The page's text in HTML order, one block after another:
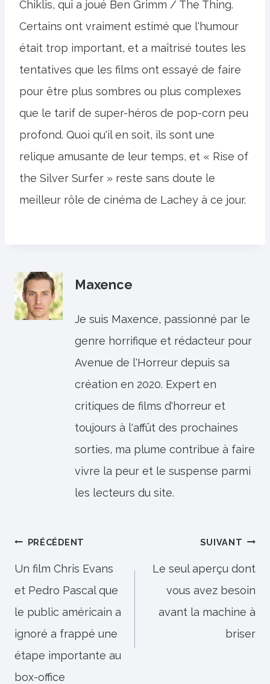
Chiklis, qui a joué Ben Grimm / The Thing.
Certains ont vraiment estimé que l'humour
était trop important, et a maîtrisé toutes les
tentatives que les films ont essayé de faire
pour être plus sombres ou plus complexes
que le tarif de super-héros de pop-corn peu
profond. Quoi qu'il en soit, ils sont une
relique amusante de leur temps, et « Rise of
the Silver Surfer » reste sans doute le
meilleur rôle de cinéma de Lachey à ce jour.
Maxence
Je suis Maxence, passionné par le
genre horrifique et rédacteur pour
Avenue de l'Horreur depuis sa
création en 2020. Expert en
critiques de films d'horreur et
toujours à l'affût des prochaines
sorties, ma plume contribue à faire
vivre la peur et le suspense parmi
les lecteurs du site.
Navigation
de
l’article
PRÉCÉDENT
Un film Chris Evans
et Pedro Pascal que
le public américain a
ignoré a frappé une
étape importante au
box-office
SUIVANT
Le seul aperçu dont
vous avez besoin
avant la machine à
briser